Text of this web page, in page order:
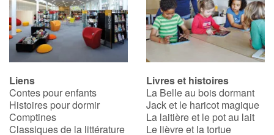
Liens
Contes pour enfants
Histoires pour dormir
Comptines
Classiques de la littérature
Livres et histoires
La Belle au bois dormant
Jack et le haricot magique
La laitière et le pot au lait
Le lièvre et la tortue